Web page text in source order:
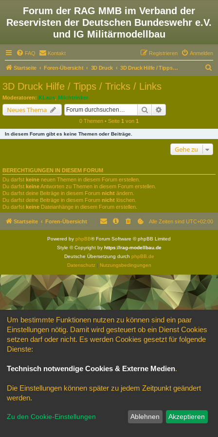
Forum der RAG MMB im Verband der
Reservisten der Deutschen Bundeswehr e.V.
und IG Militärmodellbau
FAQ Kontakt Anmelden
Registrieren
Startseite Foren-Übersicht 3D Druck 3D Druck Hilfe / Tipps / Tricks / Links
3D Druck Hilfe / Tipps / Tricks / Links
Moderatoren: KLaus Milchtrinker
Neues Thema Suche
0 Themen • Seite 1 von 1
In diesem Forum gibt es keine Themen oder Beiträge.
Gehe zu
BERECHTIGUNGEN IN DIESEM FORUM
Du darfst keine neuen Themen in diesem Forum erstellen.
Du darfst keineAntworten zu Themen in diesem Forum erstellen.
Du darfst deine Beiträge in diesem Forum nicht ändern.
Du darfst deine Beiträge in diesem Forum nicht löschen.
Du darfst keine Dateianhänge in diesem Forum erstellen.
Startseite Foren-Übersicht Alle Zeiten sind UTC+02:00
Powered by phpBB® Forum Software © phpBB Limited
Style © Copyright by https://rag-modellbau.de
Deutsche Übersetzung durch phpBB.de
Datenschutz| Nutzungsbedingungen
Um bestimmte Funktionen nutzen zu können sind ein paar
Einstellungen nötig. Damit wird gesteuert ob ein Dienst Cookies
setzen darf oder nicht. Es werden Cookies gesetzt für folgende
Dienste:
Technisch notwendige Cookies & Externe Medien.
Die Einstellungen können später zu jedem Zeitpunkt geändert
werden.
Zu den Cookie-Einstellungen Ablehnen Akzeptieren